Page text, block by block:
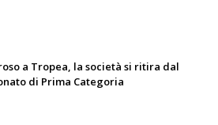
a Tropea, la società si ritira dal
di Prima Categoria